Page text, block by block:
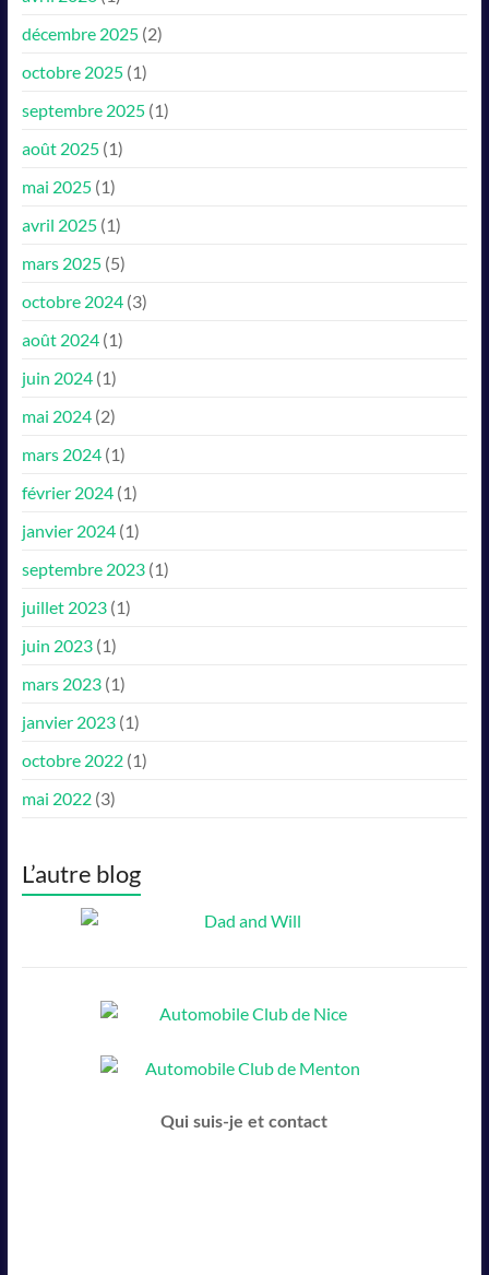
décembre 2025(2)
octobre 2025(1)
septembre 2025(1)
août 2025(1)
mai 2025(1)
avril 2025(1)
mars 2025(5)
octobre 2024(3)
août 2024(1)
juin 2024(1)
mai 2024(2)
mars 2024(1)
février 2024(1)
janvier 2024(1)
septembre 2023(1)
juillet 2023(1)
juin 2023(1)
mars 2023(1)
janvier 2023(1)
octobre 2022(1)
mai 2022(3)
L’autre blog
Qui suis-je et contact